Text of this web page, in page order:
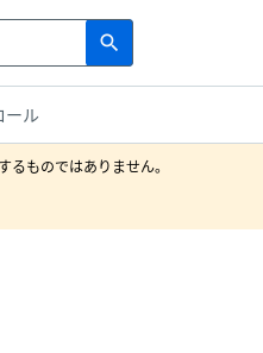
search
Search
ール
ものではありません。